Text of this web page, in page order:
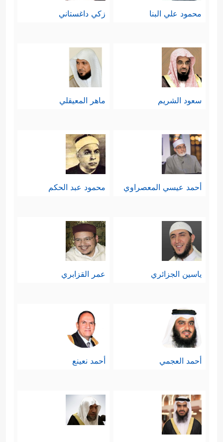
محمود علي البنا زكي داغستاني
سعود الشريم ماهر المعيقلي
أحمد عيسي المعصراوي محمود عبد الحكم
ياسين الجزائري عمر القزابري
أحمد العجمي أحمد نعينع